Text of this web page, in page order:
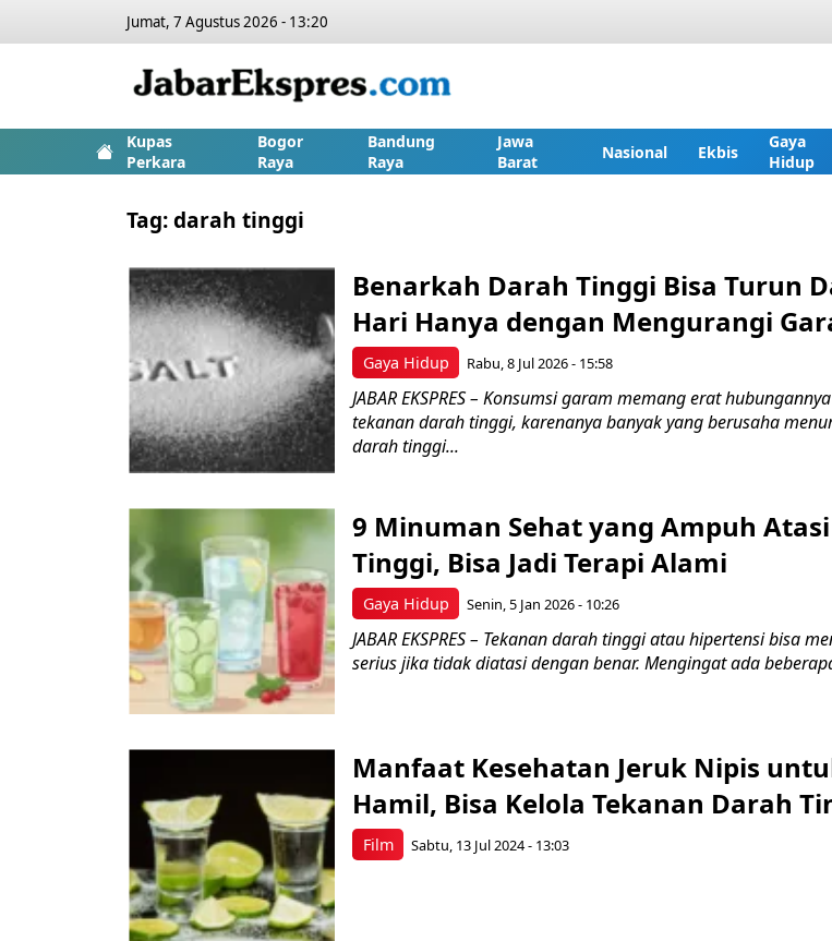
Jumat, 7 Agustus 2026 - 13:20
Kupas
Perkara
Bogor
Raya
Bandung
Raya
Jawa
Barat
Nasional Ekbis
Gaya
Hidup
Tag:darah tinggi
Gaya Hidup
Benarkah Darah Tinggi Bisa Turun
Hari Hanya dengan Mengurangi
Rabu, 8 Jul 2026 - 15:58
JABAR EKSPRES – Konsumsi garam memang erat
tekanan darah tinggi, karenanya banyak yang berusaha
darah tinggi...
Gaya Hidup
9 Minuman Sehat yang Ampuh
Tinggi, Bisa Jadi Terapi Alami
Senin, 5 Jan 2026 - 10:26
JABAR EKSPRES – Tekanan darah tinggi atau hipertensi bisa
serius jika tidak diatasi dengan benar. Mengingat ada
Film
Manfaat Kesehatan Jeruk Nipis
Hamil, Bisa Kelola Tekanan Darah
Sabtu, 13 Jul 2024 - 13:03